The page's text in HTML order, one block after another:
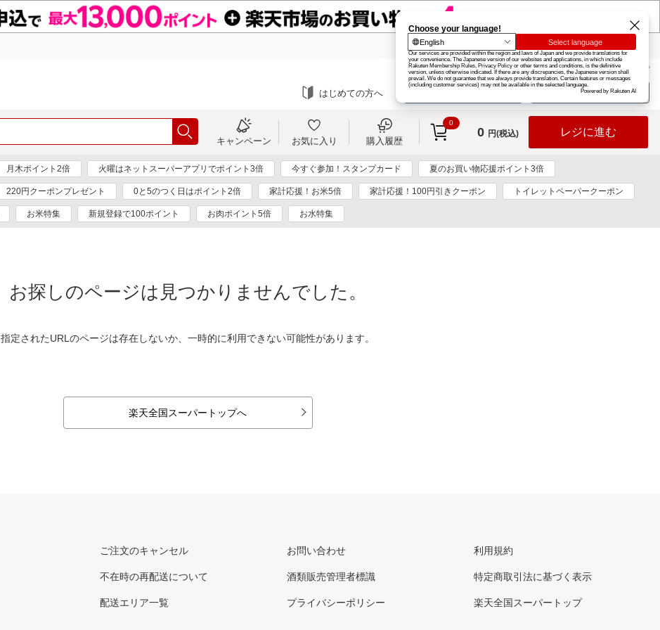
楽天グループ カード
お知らせ ヘルプ
はじめての方へ ログイン
キャンペーン お気に入り 購入履歴
0
0 円(税込) レジに進む
月木ポイント2倍 火曜はネットスーパーアプリでポイント3倍 今すぐ参加！スタンプカード 夏のお買い物応援ポイント3倍
220円クーポンプレゼント 0と5のつく日はポイント2倍 家計応援！お米5倍 家計応援！100円引きクーポン トイレットペーパークーポン
お米特集 新規登録で100ポイント お肉ポイント5倍 お水特集
お探しのページは見つかりませんでした。
指定されたURLのページは存在しないか、一時的に利用できない可能性があります。
楽天全国スーパートップへ
ご注文のキャンセル
不在時の再配送について
配送エリア一覧
お問い合わせ
酒類販売管理者標識
プライバシーポリシー
利用規約
特定商取引法に基づく表示
楽天全国スーパートップ